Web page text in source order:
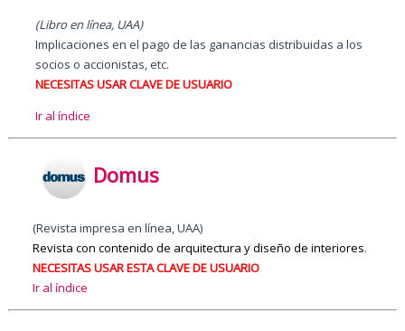
(Libro en línea, UAA)
Implicaciones en el pago de las ganancias distribuidas a los
socios o accionistas, etc.
NECESITAS USAR CLAVE DE USUARIO
Ir al índice
Domus
(Revista impresa en línea, UAA)
Revista con contenido de arquitectura y diseño de interiores.
NECESITAS USAR ESTA CLAVE DE USUARIO
Ir al índice